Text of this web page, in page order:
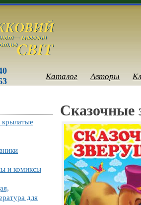
Каталог Авторы
и комиксы
для
Сказочные